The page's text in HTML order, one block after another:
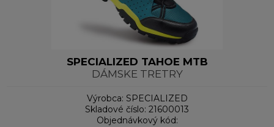
SPECIALIZED TAHOE MTB
DÁMSKE TRETRY
Výrobca: SPECIALIZED
Skladové číslo: 21600013
Objednávkový kód: